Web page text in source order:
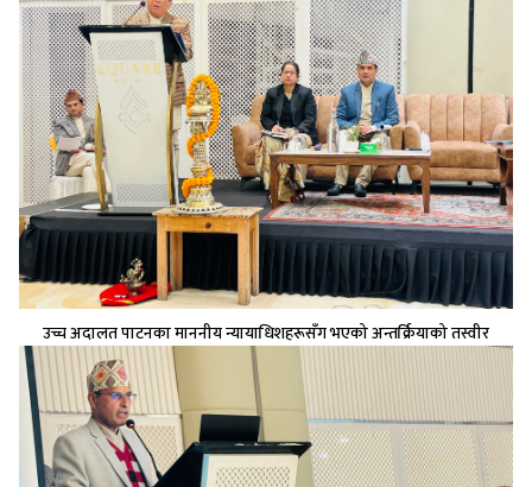
उच्च अदालत पाटनका माननीय न्यायाधिशहरूसँग भएको अन्तर्क्रियाको तस्वीर